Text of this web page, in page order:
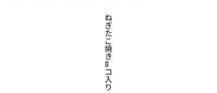
ね
ぎ
た
こ
焼
き
8
コ
入
り